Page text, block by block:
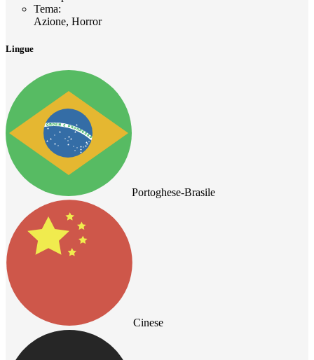
Tema:
Azione, Horror
Lingue
Portoghese-Brasile
Cinese